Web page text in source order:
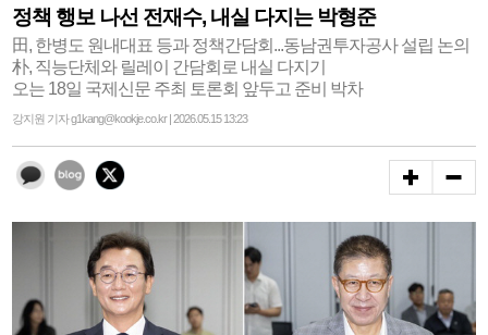
정책 행보 나선 전재수, 내실 다지는 박형준
田, 한병도 원내대표 등과 정책간담회...동남권투자공사 설립 논의
朴, 직능단체와 릴레이 간담회로 내실 다지기
오는 18일 국제신문 주최 토론회 앞두고 준비 박차
강지원 기자 g1kang@kookje.co.kr | 2026.05.15 13:23